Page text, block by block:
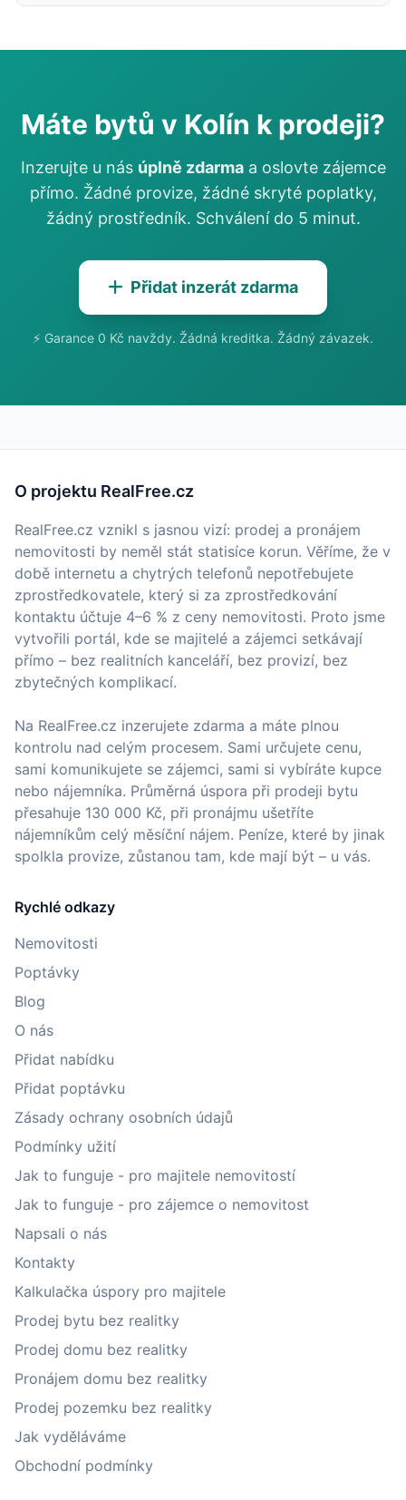
Máte bytů v Kolín k prodeji?
Inzerujte u nás úplně zdarmaa oslovte zájemce
přímo. Žádné provize, žádné skryté poplatky,
žádný prostředník. Schválení do 5 minut.
Přidat inzerát zdarma
⚡ Garance 0 Kč navždy. Žádná kreditka. Žádný závazek.
O projektu RealFree.cz
RealFree.cz vznikl s jasnou vizí: prodej a pronájem
nemovitosti by neměl stát statisíce korun. Věříme, že v
době internetu a chytrých telefonů nepotřebujete
zprostředkovatele, který si za zprostředkování
kontaktu účtuje 4–6 % z ceny nemovitosti. Proto jsme
vytvořili portál, kde se majitelé a zájemci setkávají
přímo – bez realitních kanceláří, bez provizí, bez
zbytečných komplikací.
Na RealFree.cz inzerujete zdarma a máte plnou
kontrolu nad celým procesem. Sami určujete cenu,
sami komunikujete se zájemci, sami si vybíráte kupce
nebo nájemníka. Průměrná úspora při prodeji bytu
přesahuje 130 000 Kč, při pronájmu ušetříte
nájemníkům celý měsíční nájem. Peníze, které by jinak
spolkla provize, zůstanou tam, kde mají být – u vás.
Rychlé odkazy
Nemovitosti
Poptávky
Blog
O nás
Přidat nabídku
Přidat poptávku
Zásady ochrany osobních údajů
Podmínky užití
Jak to funguje - pro majitele nemovitostí
Jak to funguje - pro zájemce o nemovitost
Napsali o nás
Kontakty
Kalkulačka úspory pro majitele
Prodej bytu bez realitky
Prodej domu bez realitky
Pronájem domu bez realitky
Prodej pozemku bez realitky
Jak vyděláváme
Obchodní podmínky